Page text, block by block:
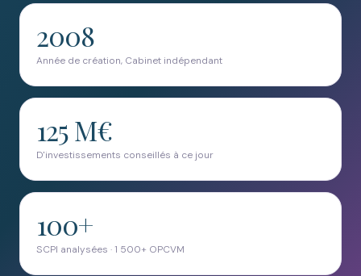
2008
Année de création, Cabinet indépendant
125 M€
D'investissements conseillés à ce jour
100+
SCPI analysées · 1 500+ OPCVM